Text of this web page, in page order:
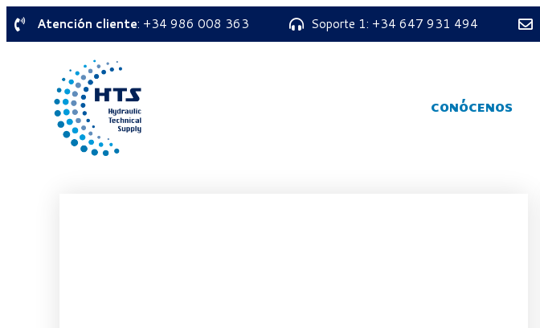
Atención cliente: +34 986 008 363 Soporte 1: +34 647 931 494
CONÓCENOS